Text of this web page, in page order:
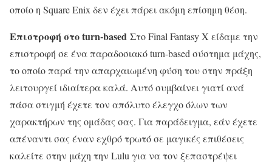
οποίο η Square Enix δεν έχει πάρει ακόμη επίσημη θέση.
Επιστροφή στο turn-based Στο Final Fantasy X είδαμε την
επιστροφή σε ένα παραδοσιακό turn-based σύστημα μάχης,
το οποίο παρά την απαρχαιωμένη φύση του στην πράξη
λειτουργεί ιδιαίτερα καλά. Αυτό συμβαίνει γιατί ανά
πάσα στιγμή έχετε τον απόλυτο έλεγχο όλων των
χαρακτήρων της ομάδας σας. Για παράδειγμα, εάν έχετε
απέναντι σας έναν εχθρό τρωτό σε μαγικές επιθέσεις
καλείτε στην μάχη την Lulu για να τον ξεπαστρέψει